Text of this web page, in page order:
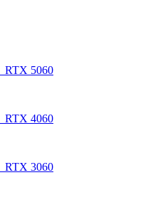
RTX 5060
RTX 4060
RTX 3060